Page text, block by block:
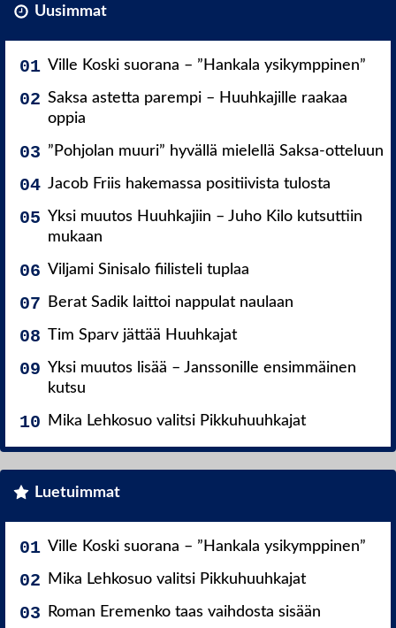
Uusimmat
Ville Koski suorana – ”Hankala ysikymppinen”
Saksa astetta parempi – Huuhkajille raakaa
oppia
”Pohjolan muuri” hyvällä mielellä Saksa-otteluun
Jacob Friis hakemassa positiivista tulosta
Yksi muutos Huuhkajiin – Juho Kilo kutsuttiin
mukaan
Viljami Sinisalo fiilisteli tuplaa
Berat Sadik laittoi nappulat naulaan
Tim Sparv jättää Huuhkajat
Yksi muutos lisää – Janssonille ensimmäinen
kutsu
Mika Lehkosuo valitsi Pikkuhuuhkajat
Luetuimmat
Ville Koski suorana – ”Hankala ysikymppinen”
Mika Lehkosuo valitsi Pikkuhuuhkajat
Roman Eremenko taas vaihdosta sisään